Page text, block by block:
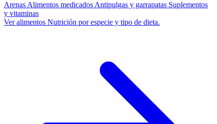
Arenas Alimentos medicados Antipulgas y garrapatas Suplementos
y vitaminas
Ver alimentos Nutrición por especie y tipo de dieta.